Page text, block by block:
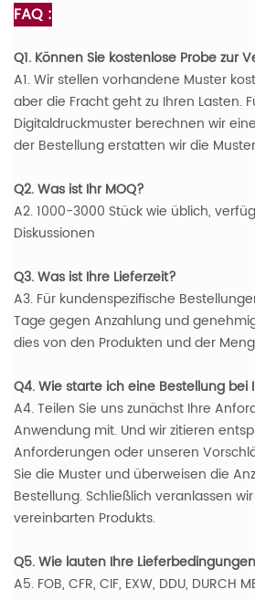
FAQ :
Q1. Können Sie kostenlose Probe zur
A1. Wir stellen vorhandene Muster
aber die Fracht geht zu Ihren Lasten.
Digitaldruckmuster berechnen wir
der Bestellung erstatten wir die
Q2. Was ist Ihr MOQ?
A2. 1000-3000 Stück wie üblich,
Diskussionen
Q3. Was ist Ihre Lieferzeit?
A3. Für kundenspezifische
Tage gegen Anzahlung und
dies von den Produkten und der
Q4. Wie starte ich eine Bestellung bei
A4. Teilen Sie uns zunächst Ihre
Anwendung mit. Und wir zitieren
Anforderungen oder unseren
Sie die Muster und überweisen die
Bestellung. Schließlich veranlassen
vereinbarten Produkts.
Q5. Wie lauten Ihre
A5. FOB, CFR, CIF, EXW, DDU, DURCH